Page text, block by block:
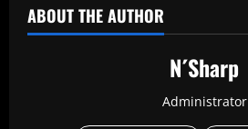
ABOUT THE AUTHOR
N´Sharp
Administrator